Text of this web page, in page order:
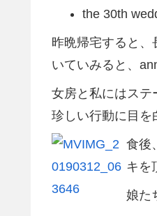
the 30th
昨晩帰宅すると
いていみると、
女房と私にはステ
珍しい行動に目を
食後
キを
娘た